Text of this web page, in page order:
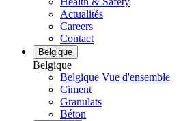
Actualités
Careers
Contact
Belgique
Belgique
Belgique Vue d'ensemble
Ciment
Granulats
Béton